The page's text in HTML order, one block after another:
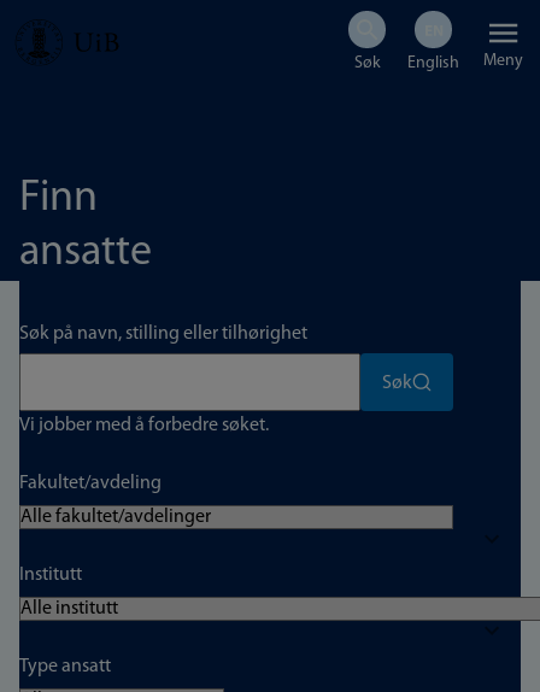
Hopp
Meny
Finn
ansatte
Søk på navn, stilling eller tilhørighet
Søk
Vi jobber med å forbedre søket.
Fakultet/avdeling
Institutt
Type ansatt